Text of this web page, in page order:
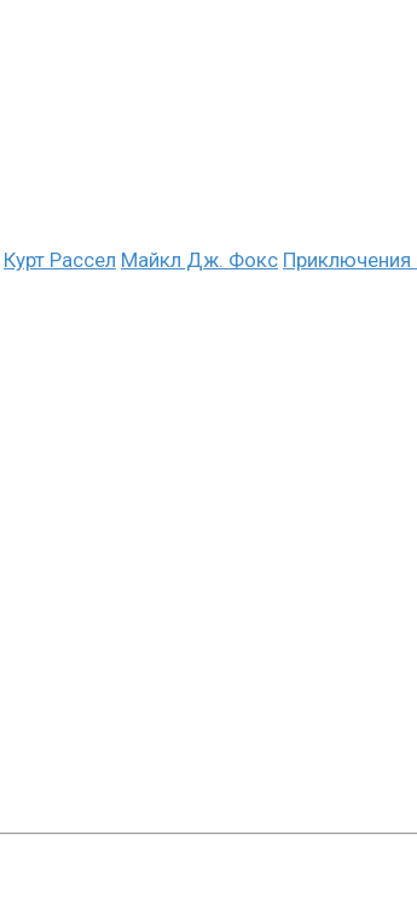
Курт Рассел Майкл Дж. Фокс Приключения